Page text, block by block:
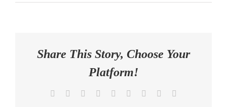
Wohnzimmer
Share This Story, Choose Your
Platform!
Facebook Reddit LinkedInWhatsApp
TumblrPinterest